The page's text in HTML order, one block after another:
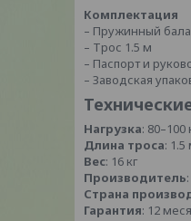
Комплектация
– Пружинный
– Трос 1.5 м
– Паспорт и
– Заводская
Нагрузка: 80–100
Длина троса: 1.5
Вес: 16 кг
Производитель
Страна
Гарантия: 12